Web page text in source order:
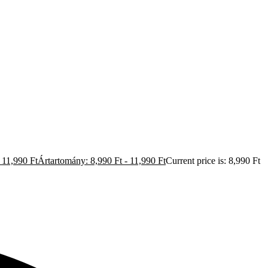
11,990 FtÁrtartomány: 8,990 Ft - 11,990 FtCurrent price is: 8,990 Ft